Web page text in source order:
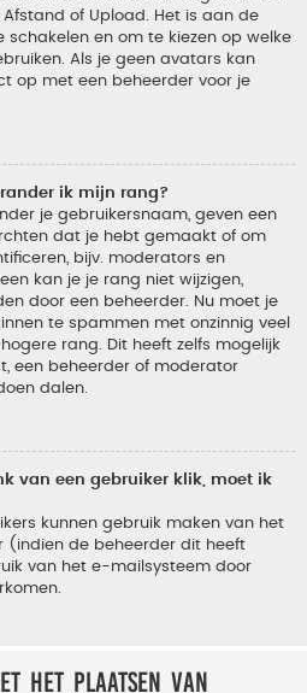
of Upload. Het is aan de
en om te kiezen op welke
Als je geen avatars kan
op met een beheerder voor je
ik mijn rang?
je gebruikersnaam, geven een
dat je hebt gemaakt of om
bijv. moderators en
kan je je rang niet wijzigen,
door een beheerder. Nu moet je
te spammen met onzinnig veel
rang. Dit heeft zelfs mogelijk
een beheerder of moderator
dalen.
van een gebruiker klik, moet ik
kunnen gebruik maken van het
(indien de beheerder dit heeft
van het e-mailsysteem door
het plaatsen van